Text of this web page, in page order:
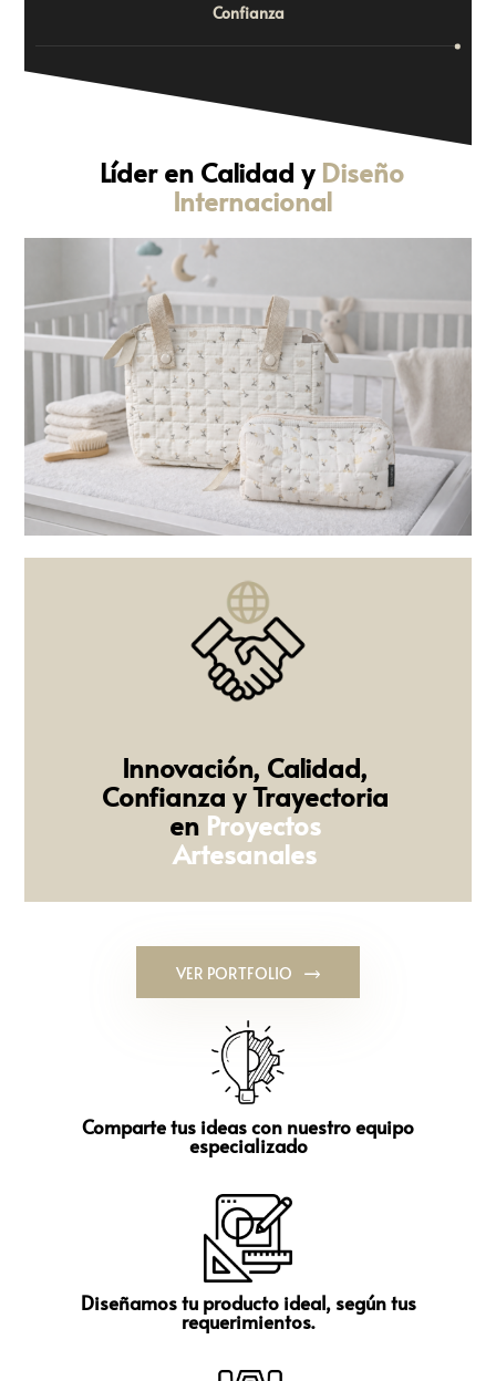
Confianza
Líder en Calidad y Diseño
Internacional
Innovación, Calidad,
Confianza y Trayectoria
en Proyectos
Artesanales
VER PORTFOLIO
Comparte tus ideas con nuestro equipo
especializado
Diseñamos tu producto ideal, según tus
requerimientos.